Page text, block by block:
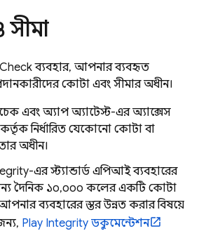
ব্যবহার, আপনার ব্যবহৃত
কোটা এবং সীমার অধীন।
এবং অ্যাপ অ্যাটেস্ট-এর অ্যাক্সেস
নির্ধারিত যেকোনো কোটা বা
অধীন।
এর স্ট্যান্ডার্ড এপিআই ব্যবহারের
দৈনিক ১০,০০০ কলের একটি কোটা
ব্যবহারের স্তর উন্নত করার বিষয়ে
Play Integrity ডকুমেন্টেশন